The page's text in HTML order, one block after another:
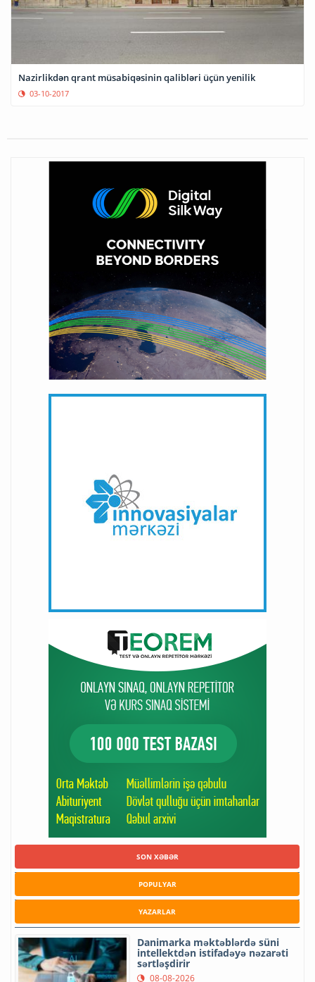
Nazirlikdən qrant müsabiqəsinin qalibləri üçün yenilik
03-10-2017
SON XƏBƏR
POPULYAR
YAZARLAR
Danimarka məktəblərdə süni
intellektdən istifadəyə nəzarəti
sərtləşdirir
08-08-2026